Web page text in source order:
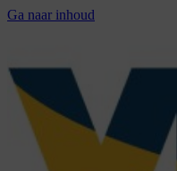
Ga naar inhoud